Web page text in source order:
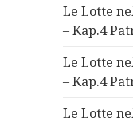
Le Lotte
– Kap.4
Le Lotte
– Kap.4
Le Lotte